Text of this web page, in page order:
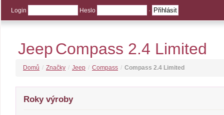
Login Heslo ·
JeepCompass 2.4 Limited
Domů / Značky / Jeep / Compass / Compass 2.4 Limited
Roky výroby